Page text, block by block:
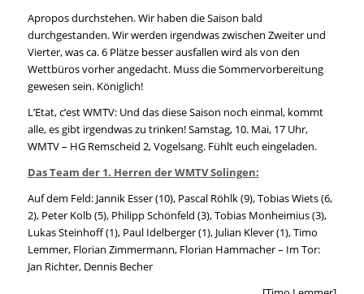
Apropos durchstehen. Wir haben die Saison bald
durchgestanden. Wir werden irgendwas zwischen Zweiter und
Vierter, was ca. 6 Plätze besser ausfallen wird als von den
Wettbüros vorher angedacht. Muss die Sommervorbereitung
gewesen sein. Königlich!
L’Etat, c’est WMTV: Und das diese Saison noch einmal, kommt
alle, es gibt irgendwas zu trinken! Samstag, 10. Mai, 17 Uhr,
WMTV – HG Remscheid 2, Vogelsang. Fühlt euch eingeladen.
Das Team der 1. Herren der WMTV Solingen:
Auf dem Feld: Jannik Esser (10), Pascal Röhlk (9), Tobias Wiets (6,
2), Peter Kolb (5), Philipp Schönfeld (3), Tobias Monheimius (3),
Lukas Steinhoff (1), Paul Idelberger (1), Julian Klever (1), Timo
Lemmer, Florian Zimmermann, Florian Hammacher – Im Tor:
Jan Richter, Dennis Becher